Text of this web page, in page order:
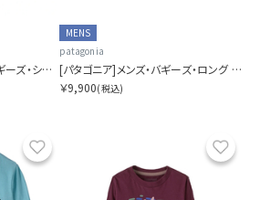
[パタゴニア]ウィメンズ・バギーズ・ショーツ ５インチ
MENS
patagonia
[パタゴニア]メンズ・バギーズ・ロング ７インチ
￥9,900(税込)
お気に入り